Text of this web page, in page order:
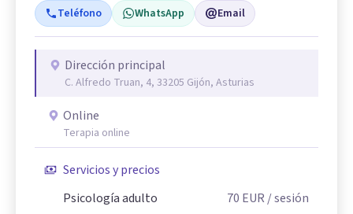
Teléfono WhatsApp Email
Dirección principal
C. Alfredo Truan, 4, 33205 Gijón, Asturias
Online
Terapia online
Servicios y precios
Psicología adulto
70 EUR / sesión